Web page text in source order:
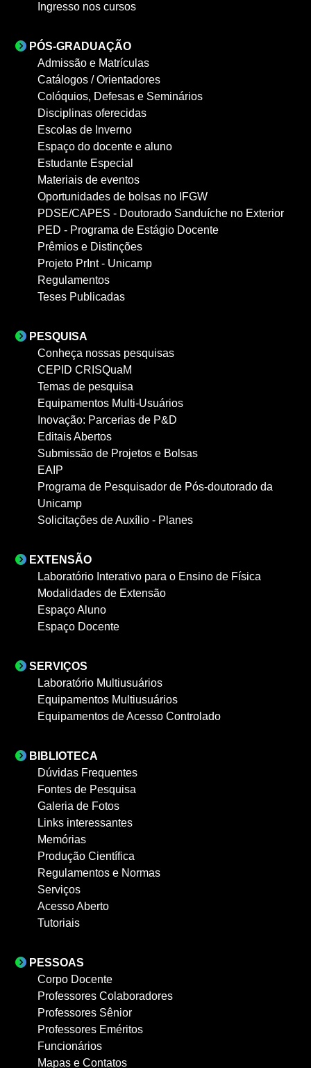
Ingresso nos cursos
PÓS-GRADUAÇÃO
Admissão e Matrículas
Catálogos / Orientadores
Colóquios, Defesas e Seminários
Disciplinas oferecidas
Escolas de Inverno
Espaço do docente e aluno
Estudante Especial
Materiais de eventos
Oportunidades de bolsas no IFGW
PDSE/CAPES - Doutorado Sanduíche no Exterior
PED - Programa de Estágio Docente
Prêmios e Distinções
Projeto PrInt - Unicamp
Regulamentos
Teses Publicadas
PESQUISA
Conheça nossas pesquisas
CEPID CRISQuaM
Temas de pesquisa
Equipamentos Multi-Usuários
Inovação: Parcerias de P&D
Editais Abertos
Submissão de Projetos e Bolsas
EAIP
Programa de Pesquisador de Pós-doutorado da
Unicamp
Solicitações de Auxílio - Planes
EXTENSÃO
Laboratório Interativo para o Ensino de Física
Modalidades de Extensão
Espaço Aluno
Espaço Docente
SERVIÇOS
Laboratório Multiusuários
Equipamentos Multiusuários
Equipamentos de Acesso Controlado
BIBLIOTECA
Dúvidas Frequentes
Fontes de Pesquisa
Galeria de Fotos
Links interessantes
Memórias
Produção Científica
Regulamentos e Normas
Serviços
Acesso Aberto
Tutoriais
PESSOAS
Corpo Docente
Professores Colaboradores
Professores Sênior
Professores Eméritos
Funcionários
Mapas e Contatos